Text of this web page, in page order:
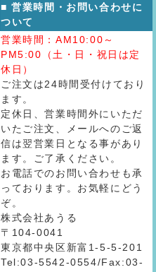
■ 営業時間・お問い合わせに
ついて
営業時間：AM10:00～
PM5:00（土・日・祝日は定
休日）
ご注文は24時間受付けており
ます。
定休日、営業時間外にいただ
いたご注文、メールへのご返
信は翌営業日となる事があり
ます。ご了承ください。
お電話でのお問い合わせも承
っております。お気軽にどう
ぞ。
株式会社あうる
〒104-0041
東京都中央区新富1-5-5-201
Tel:03-5542-0554/Fax:03-